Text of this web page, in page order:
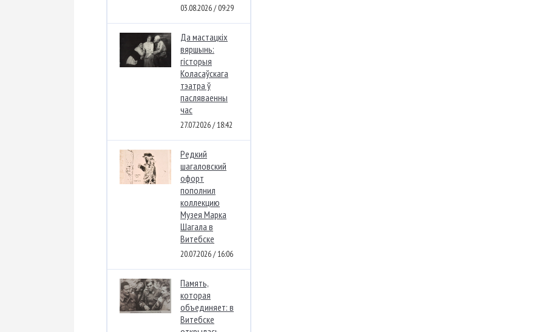
03.08.2026 / 09:29
Да мастацкіх
вяршынь:
гісторыя
Коласаўскага
тэатра ў
пасляваенны
час
27.07.2026 / 18:42
Редкий
шагаловский
офорт
пополнил
коллекцию
Музея Марка
Шагала в
Витебске
20.07.2026 / 16:06
Память,
которая
объединяет: в
Витебске